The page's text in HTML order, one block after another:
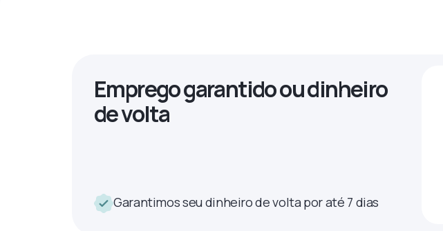
Emprego garantido ou dinheiro
de volta
Garantimos seu dinheiro de volta por até 7 dias